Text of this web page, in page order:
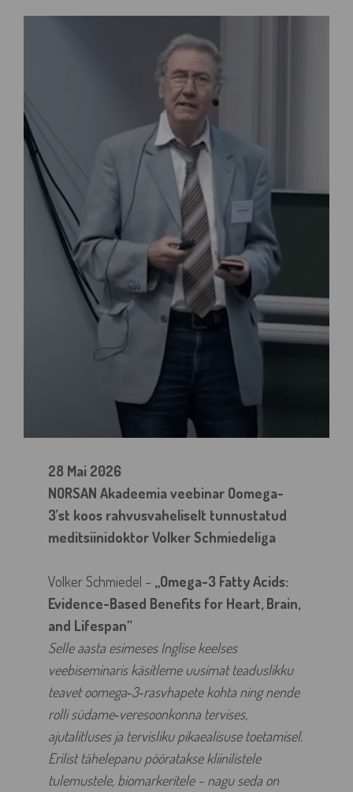
28 Mai 2026
NORSAN Akadeemia veebinar Oomega-
3’st koos rahvusvaheliselt tunnustatud
meditsiinidoktor Volker Schmiedeliga
Volker Schmiedel – „Omega-3 Fatty Acids:
Evidence-Based Benefits for Heart, Brain,
and Lifespan“
Selle aasta esimeses Inglise keelses
veebiseminaris käsitleme uusimat teaduslikku
teavet oomega‑3‑rasvhapete kohta ning nende
rolli südame‑veresoonkonna tervises,
ajutalitluses ja tervisliku pikaealisuse toetamisel.
Erilist tähelepanu pööratakse kliinilistele
tulemustele, biomarkeritele – nagu seda on